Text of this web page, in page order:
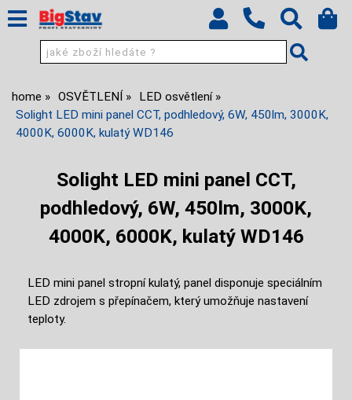
home OSVĚTLENÍ
LED osvětlení
Solight LED mini panel CCT, podhledový, 6W, 450lm, 3000K,
4000K, 6000K, kulatý WD146
Solight LED mini panel CCT,
podhledový, 6W, 450lm, 3000K,
4000K, 6000K, kulatý WD146
LED mini panel stropní kulatý, panel disponuje speciálním
LED zdrojem s přepínačem, který umožňuje nastavení
teploty.